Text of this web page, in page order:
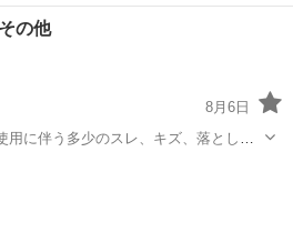
ム寮完備★マイカー通勤OK＆工場敷地
場のお仕事 ◇空気
その他
の他
8月6日